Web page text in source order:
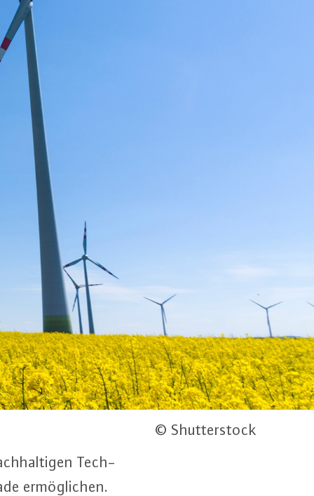
© Shutterstock
Tech­
er­mög­li­chen.